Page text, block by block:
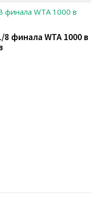
финала WTA 1000 в